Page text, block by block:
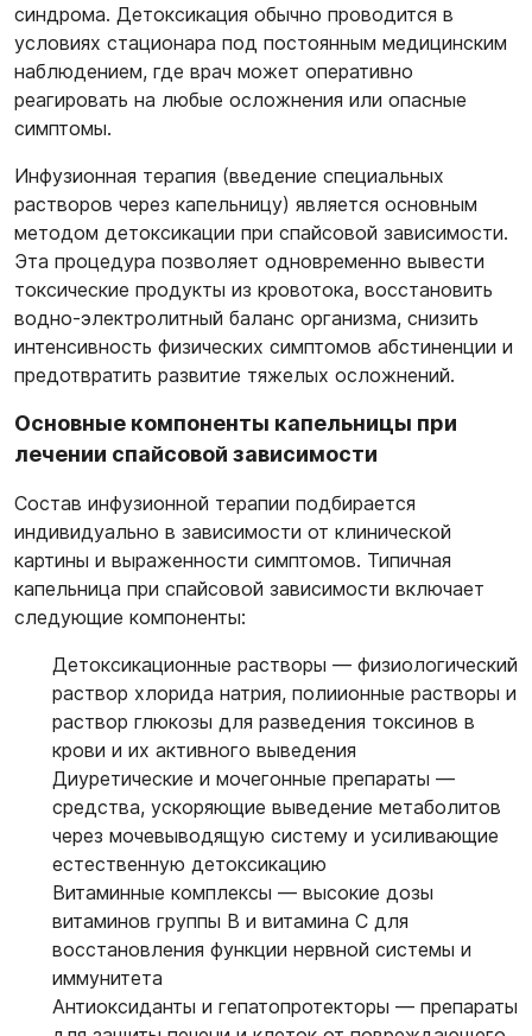
синдрома. Детоксикация обычно проводится в
условиях стационара под постоянным медицинским
наблюдением, где врач может оперативно
реагировать на любые осложнения или опасные
симптомы.
Инфузионная терапия (введение специальных
растворов через капельницу) является основным
методом детоксикации при спайсовой зависимости.
Эта процедура позволяет одновременно вывести
токсические продукты из кровотока, восстановить
водно-электролитный баланс организма, снизить
интенсивность физических симптомов абстиненции и
предотвратить развитие тяжелых осложнений.
Основные компоненты капельницы при
лечении спайсовой зависимости
Состав инфузионной терапии подбирается
индивидуально в зависимости от клинической
картины и выраженности симптомов. Типичная
капельница при спайсовой зависимости включает
следующие компоненты:
Детоксикационные растворы — физиологический
раствор хлорида натрия, полиионные растворы и
раствор глюкозы для разведения токсинов в
крови и их активного выведения
Диуретические и мочегонные препараты —
средства, ускоряющие выведение метаболитов
через мочевыводящую систему и усиливающие
естественную детоксикацию
Витаминные комплексы — высокие дозы
витаминов группы В и витамина С для
восстановления функции нервной системы и
иммунитета
Антиоксиданты и гепатопротекторы — препараты